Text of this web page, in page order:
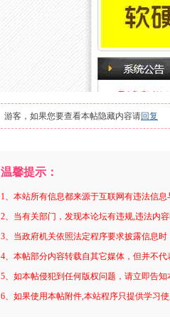
游客，如果您要查看本帖隐藏内容请回复
温馨提示：
1、本站所有信息都来源于互联网有违法信
2、当有关部门，发现本论坛有违规,违法内
3、当政府机关依照法定程序要求披露信息
4、本帖部分内容转载自其它媒体，但并不
5、如本帖侵犯到任何版权问题，请立即告
6、如果使用本帖附件,本站程序只提供学习